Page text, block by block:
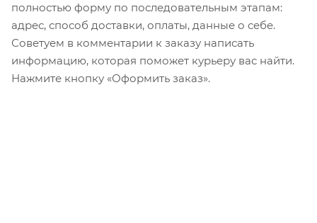
полностью форму по последовательным этапам:
адрес, способ доставки, оплаты, данные о себе.
Советуем в комментарии к заказу написать
информацию, которая поможет курьеру вас найти.
Нажмите кнопку «Оформить заказ».